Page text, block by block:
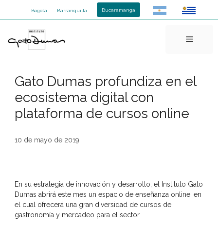
Bogotá Barranquilla Bucaramanga
Menú
Gato Dumas profundiza en el
ecosistema digital con
plataforma de cursos online
10 de mayo de 2019
En su estrategia de innovación y desarrollo, el Instituto Gato
Dumas abrirá este mes un espacio de enseñanza online, en
el cual ofrecerá una gran diversidad de cursos de
gastronomía y mercadeo para el sector.